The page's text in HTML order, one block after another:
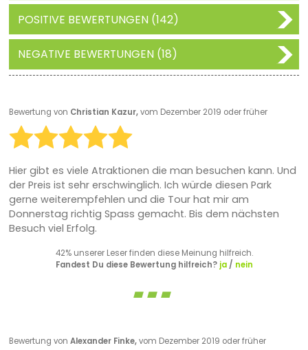
POSITIVE BEWERTUNGEN (142)
NEGATIVE BEWERTUNGEN (18)
Bewertung von Christian Kazur,vom Dezember 2019 oder früher
Hier gibt es viele Atraktionen die man besuchen kann. Und
der Preis ist sehr erschwinglich. Ich würde diesen Park
gerne weiterempfehlen und die Tour hat mir am
Donnerstag richtig Spass gemacht. Bis dem nächsten
Besuch viel Erfolg.
42% unserer Leser finden diese Meinung hilfreich.
Fandest Du diese Bewertung hilfreich? ja/ nein
Bewertung von Alexander Finke,vom Dezember 2019 oder früher